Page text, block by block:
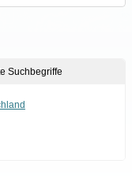
Suchbegriffe